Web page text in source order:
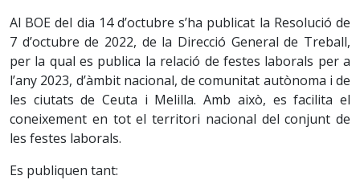
Al BOE del dia 14 d’octubre s’ha publicat la Resolució de
7 d’octubre de 2022, de la Direcció General de Treball,
per la qual es publica la relació de festes laborals per a
l’any 2023, d’àmbit nacional, de comunitat autònoma i de
les ciutats de Ceuta i Melilla. Amb això, es facilita el
coneixement en tot el territori nacional del conjunt de
les festes laborals.
Es publiquen tant: